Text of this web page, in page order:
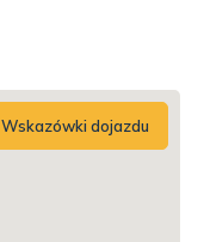
Wskazówki dojazdu